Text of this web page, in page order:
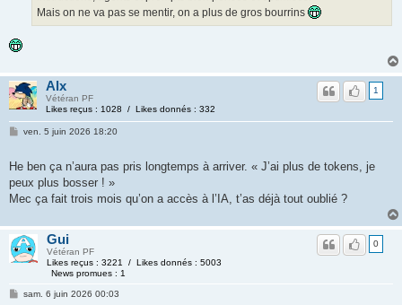
Mais on ne va pas se mentir, on a plus de gros bourrins
Alx
Vétéran PF
Likes reçus : 1028 / Likes donnés : 332
1
ven. 5 juin 2026 18:20
He ben ça n’aura pas pris longtemps à arriver. « J’ai plus de tokens, je
peux plus bosser ! »
Mec ça fait trois mois qu’on a accès à l’IA, t’as déjà tout oublié ?
Gui
Vétéran PF
Likes reçus : 3221 / Likes donnés : 5003
News promues : 1
0
sam. 6 juin 2026 00:03